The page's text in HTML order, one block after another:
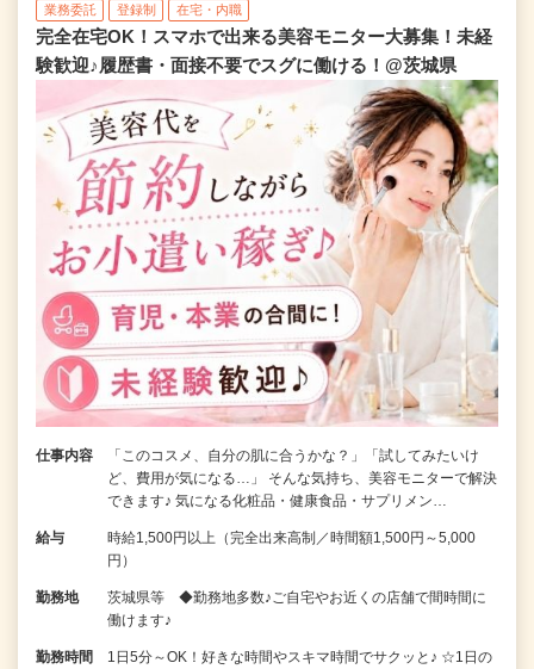
業務委託 登録制 在宅・内職
完全在宅OK！スマホで出来る美容モニター大募集！未経
験歓迎♪履歴書・面接不要でスグに働ける！@茨城県
仕事内容
「このコスメ、自分の肌に合うかな？」「試してみたいけ
ど、費用が気になる…」 そんな気持ち、美容モニターで解決
できます♪ 気になる化粧品・健康食品・サプリメン…
給与
時給1,500円以上（完全出来高制／時間額1,500円～5,000
円）
勤務地
茨城県等 ◆勤務地多数♪ご自宅やお近くの店舗で間時間に
働けます♪
勤務時間
1日5分～OK！好きな時間やスキマ時間でサクッと♪ ☆1日の